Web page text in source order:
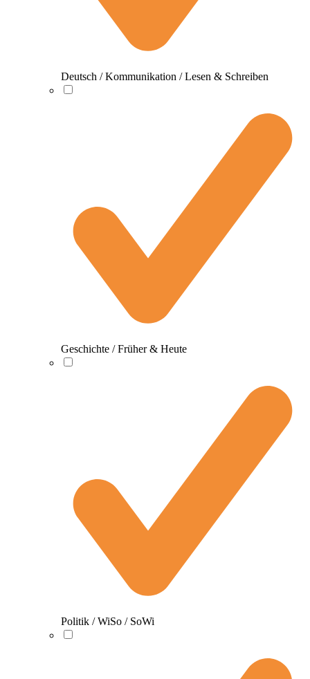
Deutsch / Kommunikation / Lesen & Schreiben
Geschichte / Früher & Heute
Politik / WiSo / SoWi